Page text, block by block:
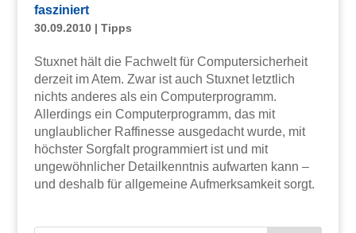
fasziniert
30.09.2010| Tipps
Stuxnet hält die Fachwelt für Computersicherheit
derzeit im Atem. Zwar ist auch Stuxnet letztlich
nichts anderes als ein Computerprogramm.
Allerdings ein Computerprogramm, das mit
unglaublicher Raffinesse ausgedacht wurde, mit
höchster Sorgfalt programmiert ist und mit
ungewöhnlicher Detailkenntnis aufwarten kann –
und deshalb für allgemeine Aufmerksamkeit sorgt.